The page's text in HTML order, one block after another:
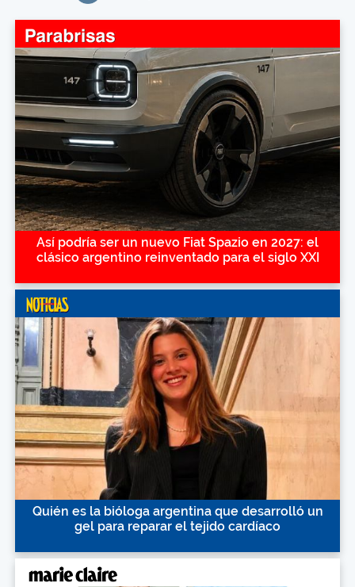
Así podría ser un nuevo Fiat Spazio en 2027: el
clásico argentino reinventado para el siglo XXI
Quién es la bióloga argentina que desarrolló un
gel para reparar el tejido cardíaco